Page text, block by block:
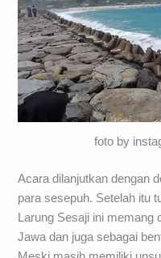
foto by
Acara dilanjutkan dengan
para sesepuh. Setelah itu
Larung Sesaji ini
Jawa dan juga sebagai